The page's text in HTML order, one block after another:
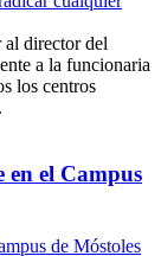
al director del
a la funcionaria
los centros
en el Campus